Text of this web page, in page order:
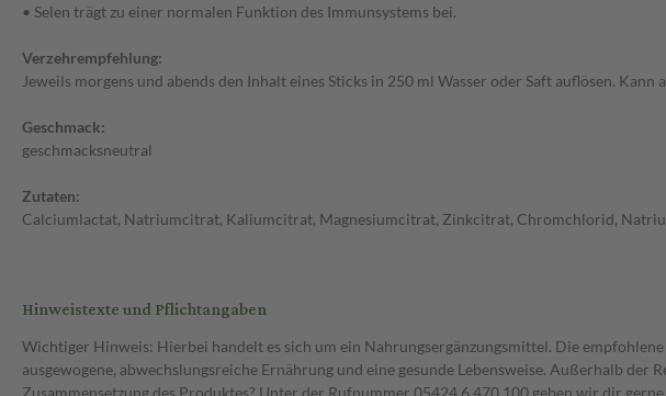
• Selen trägt zu einer normalen Funktion des Immunsystems bei.
Verzehrempfehlung:
Jeweils morgens und abends den Inhalt eines Sticks in 250 ml Wasser oder Saft auflösen.
Geschmack:
geschmacksneutral
Zutaten:
Calciumlactat, Natriumcitrat, Kaliumcitrat, Magnesiumcitrat, Zinkcitrat, Chromchlorid,
Hinweistexte und Pflichtangaben
Wichtiger Hinweis: Hierbei handelt es sich um ein Nahrungsergänzungsmittel. Die
ausgewogene, abwechslungsreiche Ernährung und eine gesunde Lebensweise. Außerhalb
Zusammensetzung des Produktes? Unter der Rufnummer 05424 6 470 100 geben wir dir